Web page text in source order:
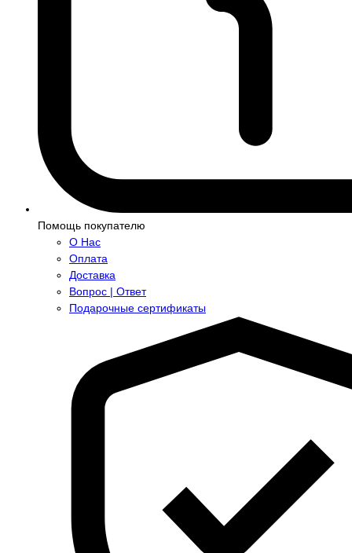
Помощь покупателю
О Нас
Оплата
Доставка
Вопрос | Ответ
Подарочные сертификаты